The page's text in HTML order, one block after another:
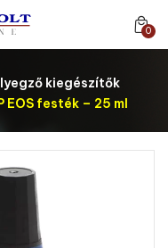
0
kiegészítők
EOS festék – 25 ml